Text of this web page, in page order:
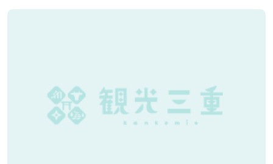
地元のスギ材を用いた大浴場は、泡風呂を備えた「上忍の湯」、打